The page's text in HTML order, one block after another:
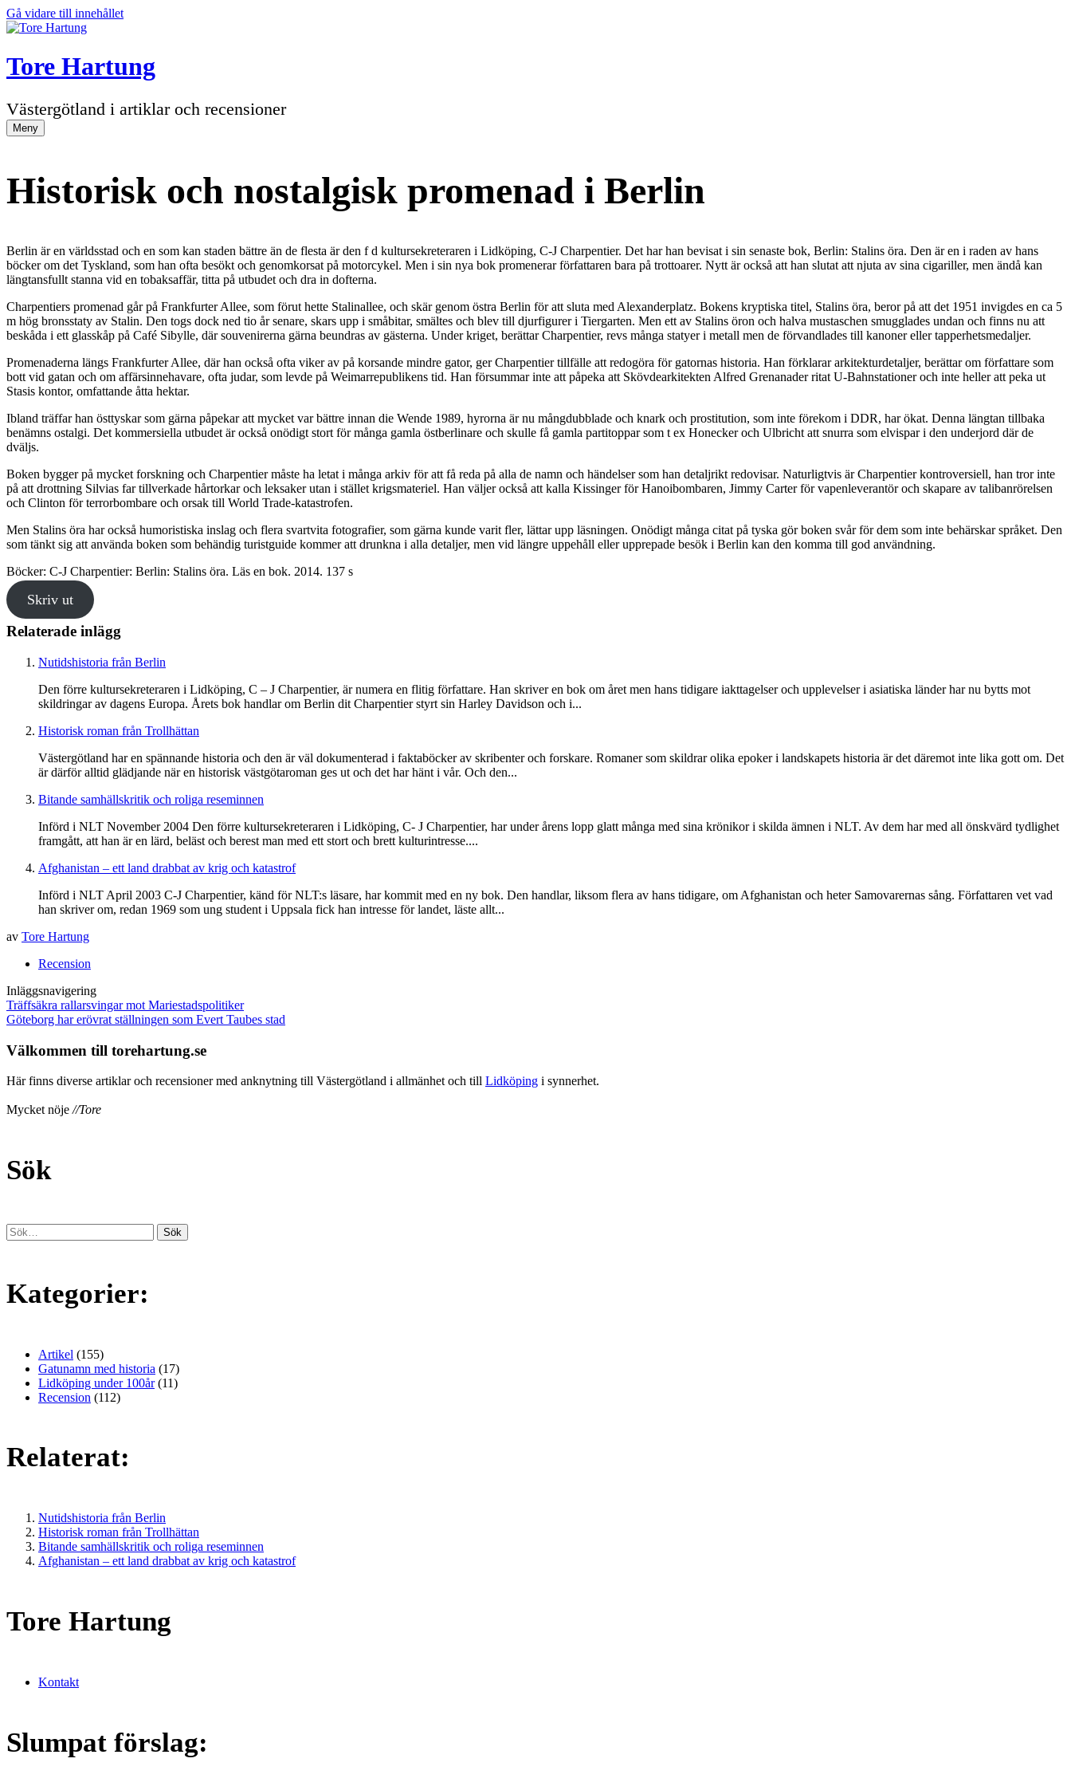
Gå vidare till innehållet
Tore Hartung
Västergötland i artiklar och recensioner
Meny
Historisk och nostalgisk promenad i Berlin
Berlin är en världsstad och en som kan staden bättre än de flesta är den f d kultursekreteraren i Lidköping, C-J Charpentier. Det har han bevisat i sin senaste bok, Berlin: Stalins öra. Den är en i raden av hans
böcker om det Tyskland, som han ofta besökt och genomkorsat på motorcykel. Men i sin nya bok promenerar författaren bara på trottoarer. Nytt är också att han slutat att njuta av sina cigariller, men ändå kan
längtansfullt stanna vid en tobaksaffär, titta på utbudet och dra in dofterna.
Charpentiers promenad går på Frankfurter Allee, som förut hette Stalinallee, och skär genom östra Berlin för att sluta med Alexanderplatz. Bokens kryptiska titel, Stalins öra, beror på att det 1951 invigdes en ca 5
m hög bronsstaty av Stalin. Den togs dock ned tio år senare, skars upp i småbitar, smältes och blev till djurfigurer i Tiergarten. Men ett av Stalins öron och halva mustaschen smugglades undan och finns nu att
beskåda i ett glasskåp på Café Sibylle, där souvenirerna gärna beundras av gästerna. Under kriget, berättar Charpentier, revs många statyer i metall men de förvandlades till kanoner eller tapperhetsmedaljer.
Promenaderna längs Frankfurter Allee, där han också ofta viker av på korsande mindre gator, ger Charpentier tillfälle att redogöra för gatornas historia. Han förklarar arkitekturdetaljer, berättar om författare som
bott vid gatan och om affärsinnehavare, ofta judar, som levde på Weimarrepublikens tid. Han försummar inte att påpeka att Skövdearkitekten Alfred Grenanader ritat U-Bahnstationer och inte heller att peka ut
Stasis kontor, omfattande åtta hektar.
Ibland träffar han östtyskar som gärna påpekar att mycket var bättre innan die Wende 1989, hyrorna är nu mångdubblade och knark och prostitution, som inte förekom i DDR, har ökat. Denna längtan tillbaka
benämns ostalgi. Det kommersiella utbudet är också onödigt stort för många gamla östberlinare och skulle få gamla partitoppar som t ex Honecker och Ulbricht att snurra som elvispar i den underjord där de
dväljs.
Boken bygger på mycket forskning och Charpentier måste ha letat i många arkiv för att få reda på alla de namn och händelser som han detaljrikt redovisar. Naturligtvis är Charpentier kontroversiell, han tror inte
på att drottning Silvias far tillverkade hårtorkar och leksaker utan i stället krigsmateriel. Han väljer också att kalla Kissinger för Hanoibombaren, Jimmy Carter för vapenleverantör och skapare av talibanrörelsen
och Clinton för terrorbombare och orsak till World Trade-katastrofen.
Men Stalins öra har också humoristiska inslag och flera svartvita fotografier, som gärna kunde varit fler, lättar upp läsningen. Onödigt många citat på tyska gör boken svår för dem som inte behärskar språket. Den
som tänkt sig att använda boken som behändig turistguide kommer att drunkna i alla detaljer, men vid längre uppehåll eller upprepade besök i Berlin kan den komma till god användning.
Böcker: C-J Charpentier: Berlin: Stalins öra. Läs en bok. 2014. 137 s
Skriv ut
Relaterade inlägg
Nutidshistoria från Berlin
Den förre kultursekreteraren i Lidköping, C – J Charpentier, är numera en flitig författare. Han skriver en bok om året men hans tidigare iakttagelser och upplevelser i asiatiska länder har nu bytts mot
skildringar av dagens Europa. Årets bok handlar om Berlin dit Charpentier styrt sin Harley Davidson och i...
Historisk roman från Trollhättan
Västergötland har en spännande historia och den är väl dokumenterad i faktaböcker av skribenter och forskare. Romaner som skildrar olika epoker i landskapets historia är det däremot inte lika gott om. Det
är därför alltid glädjande när en historisk västgötaroman ges ut och det har hänt i vår. Och den...
Bitande samhällskritik och roliga reseminnen
Införd i NLT November 2004 Den förre kultursekreteraren i Lidköping, C- J Charpentier, har under årens lopp glatt många med sina krönikor i skilda ämnen i NLT. Av dem har med all önskvärd tydlighet
framgått, att han är en lärd, beläst och berest man med ett stort och brett kulturintresse....
Afghanistan – ett land drabbat av krig och katastrof
Införd i NLT April 2003 C-J Charpentier, känd för NLT:s läsare, har kommit med en ny bok. Den handlar, liksom flera av hans tidigare, om Afghanistan och heter Samovarernas sång. Författaren vet vad
han skriver om, redan 1969 som ung student i Uppsala fick han intresse för landet, läste allt...
av Tore Hartung
Recension
Inläggsnavigering
Träffsäkra rallarsvingar mot Mariestadspolitiker
Göteborg har erövrat ställningen som Evert Taubes stad
Välkommen till torehartung.se
Här finns diverse artiklar och recensioner med anknytning till Västergötland i allmänhet och till Lidköping i synnerhet.
Mycket nöje//Tore
Sök
Kategorier:
Artikel (155)
Gatunamn med historia (17)
Lidköping under 100år(11)
Recension (112)
Relaterat:
Nutidshistoria från Berlin
Historisk roman från Trollhättan
Bitande samhällskritik och roliga reseminnen
Afghanistan – ett land drabbat av krig och katastrof
Tore Hartung
Kontakt
Slumpat förslag: